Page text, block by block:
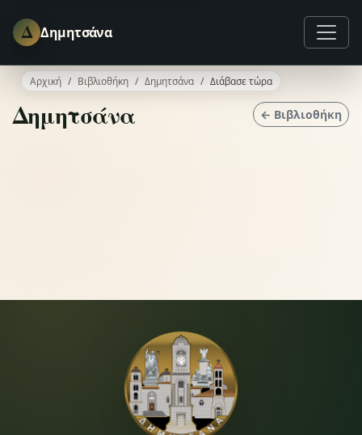
Δ Δημητσάνα
Αρχική Βιβλιοθήκη Δημητσάνα Διάβασε τώρα
Δημητσάνα ← Βιβλιοθήκη